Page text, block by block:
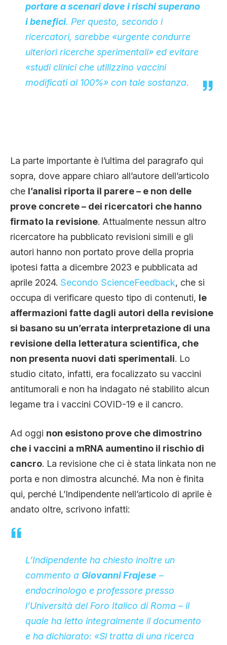
portare a scenari dove i rischi superano
i benefici. Per questo, secondo i
ricercatori, sarebbe «urgente condurre
ulteriori ricerche sperimentali» ed evitare
«studi clinici che utilizzino vaccini
modificati al 100%» con tale sostanza.
La parte importante è l’ultima del paragrafo qui
sopra, dove appare chiaro all’autore dell’articolo
che l’analisi riporta il parere – e non delle
prove concrete – dei ricercatori che hanno
firmato la revisione. Attualmente nessun altro
ricercatore ha pubblicato revisioni simili e gli
autori hanno non portato prove della propria
ipotesi fatta a dicembre 2023 e pubblicata ad
aprile 2024. Secondo ScienceFeedback, che si
occupa di verificare questo tipo di contenuti, le
affermazioni fatte dagli autori della revisione
si basano su un’errata interpretazione di una
revisione della letteratura scientifica, che
non presenta nuovi dati sperimentali. Lo
studio citato, infatti, era focalizzato su vaccini
antitumorali e non ha indagato né stabilito alcun
legame tra i vaccini COVID-19 e il cancro.
Ad oggi non esistono prove che dimostrino
che i vaccini a mRNA aumentino il rischio di
cancro. La revisione che ci è stata linkata non ne
porta e non dimostra alcunché. Ma non è finita
qui, perché L’Indipendente nell’articolo di aprile è
andato oltre, scrivono infatti:
L’Indipendente ha chiesto inoltre un
commento a Giovanni Frajese –
endocrinologo e professore presso
l’Università del Foro Italico di Roma – il
quale ha letto integralmente il documento
e ha dichiarato: «Si tratta di una ricerca